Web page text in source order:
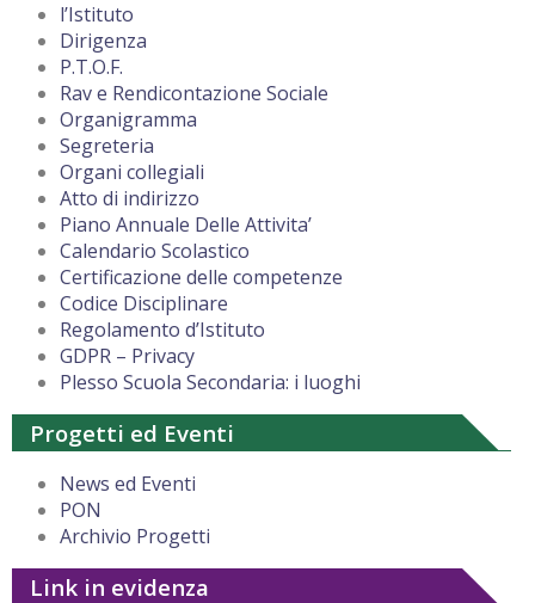
l’Istituto
Dirigenza
P.T.O.F.
Rav e Rendicontazione Sociale
Organigramma
Segreteria
Organi collegiali
Atto di indirizzo
Piano Annuale Delle Attivita’
Calendario Scolastico
Certificazione delle competenze
Codice Disciplinare
Regolamento d’Istituto
GDPR – Privacy
Plesso Scuola Secondaria: i luoghi
Progetti ed Eventi
News ed Eventi
PON
Archivio Progetti
Link in evidenza